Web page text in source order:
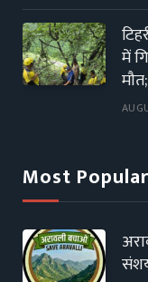
में
Most Popular